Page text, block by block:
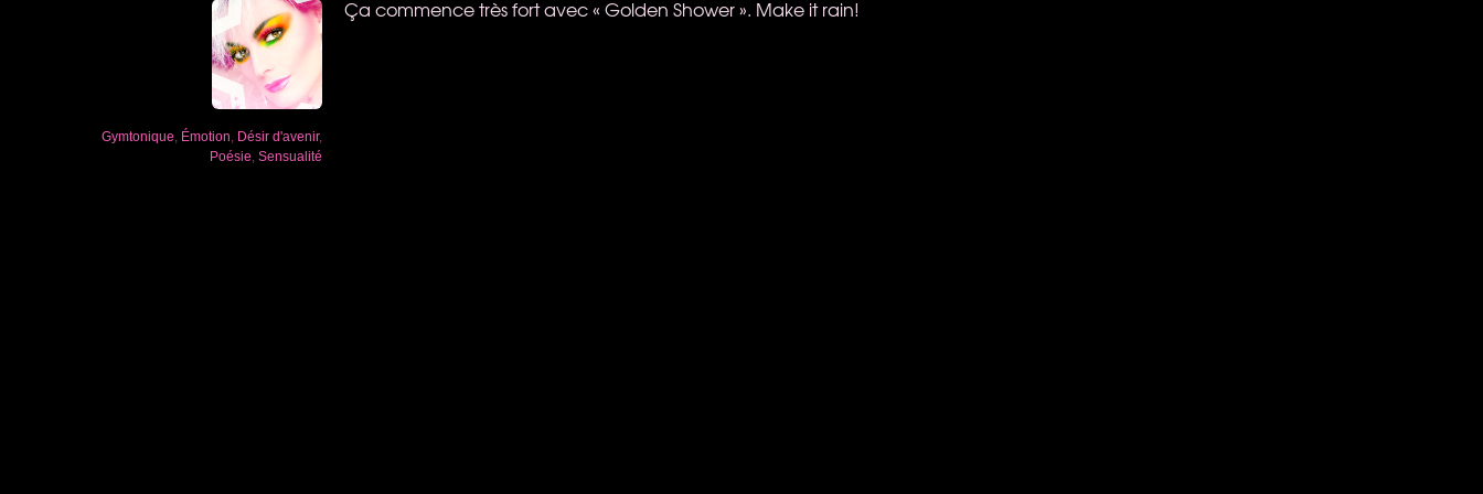
Gymtonique Émotion Désir d'avenir,
Poésie Sensualité
Ça commence très fort avec « Golden Shower ». Make it rain!